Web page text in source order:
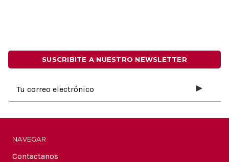
SUSCRIBITE A NUESTRO NEWSLETTER
electrónico
NAVEGAR
Contactanos